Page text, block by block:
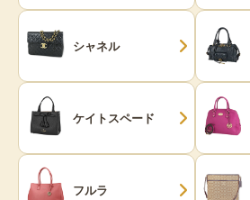
シャネル
ケイトスペード
フルラ